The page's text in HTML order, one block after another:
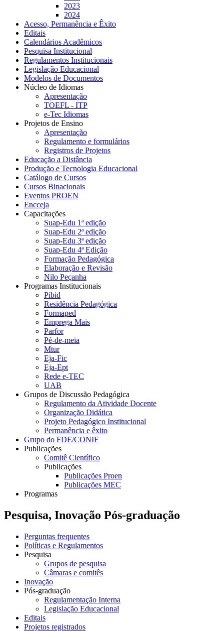
2023
2024
Acesso, Permanência e Êxito
Editais
Calendários Acadêmicos
Pesquisa Institucional
Regulamentos Institucionais
Legislação Educacional
Modelos de Documentos
Núcleo de Idiomas
Apresentação
TOEFL - ITP
e-Tec Idiomas
Projetos de Ensino
Apresentação
Regulamento e formulários
Registros de Projetos
Educação a Distância
Produção e Tecnologia Educacional
Catálogo de Cursos
Cursos Binacionais
Eventos PROEN
Encceja
Capacitações
Suap-Edu 1ª edição
Suap-Edu 2ª edição
Suap-Edu 3ª edição
Suap-Edu 4ª Edição
Formação Pedagógica
Elaboração e Revisão
Nilo Peçanha
Programas Institucionais
Pibid
Residência Pedagógica
Formaped
Emprega Mais
Parfor
Pé-de-meia
Mtur
Eja-Fic
Eja-Ept
Rede e-TEC
UAB
Grupos de Discussão Pedagógica
Regulamento da Atividade Docente
Organização Didática
Projeto Pedagógico Institucional
Permanência e êxito
Grupo do FDE/CONIF
Publicações
Comitê Científico
Publicações
Publicações Proen
Publicações MEC
Programas
Pesquisa, Inovação Pós-graduação
Perguntas frequentes
Políticas e Regulamentos
Pesquisa
Grupos de pesquisa
Câmaras e comitês
Inovação
Pós-graduação
Regulamentação Interna
Legislação Educacional
Editais
Projetos registrados